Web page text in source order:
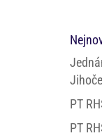
PT
PT